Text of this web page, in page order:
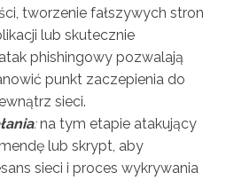
tworzenie fałszywych stron
lub skutecznie
phishingowy pozwalają
punkt zaczepienia do
sieci.
:na tym etapie atakujący
lub skrypt, aby
sieci i proces wykrywania